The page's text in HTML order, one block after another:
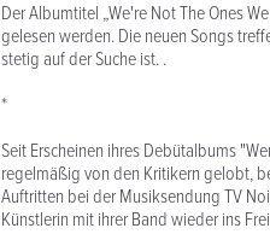
Der Albumtitel „We're Not The Ones
gelesen werden. Die neuen Songs
stetig auf der Suche ist. .
*
Seit Erscheinen ihres Debütalbums
regelmäßig von den Kritikern gelobt,
Auftritten bei der Musiksendung TV
Künstlerin mit ihrer Band wieder ins